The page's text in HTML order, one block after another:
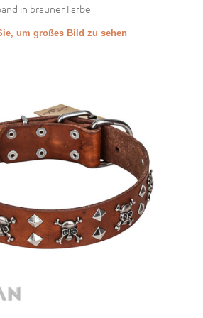
in brauner Farbe
um großes Bild zu sehen